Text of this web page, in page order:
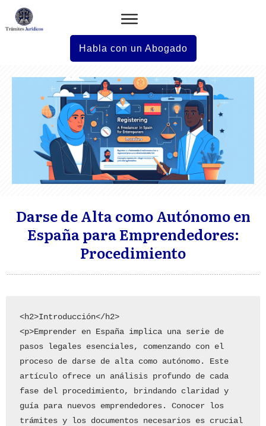
Habla con un Abogado
Darse de Alta como Autónomo en
España para Emprendedores:
Procedimiento
<h2>Introducción</h2>
<p>Emprender en España implica una serie de
pasos legales esenciales, comenzando con el
proceso de darse de alta como autónomo. Este
artículo ofrece un análisis profundo de cada
fase del procedimiento, brindando claridad y
guía para nuevos emprendedores. Conocer los
trámites y los documentos necesarios es crucial